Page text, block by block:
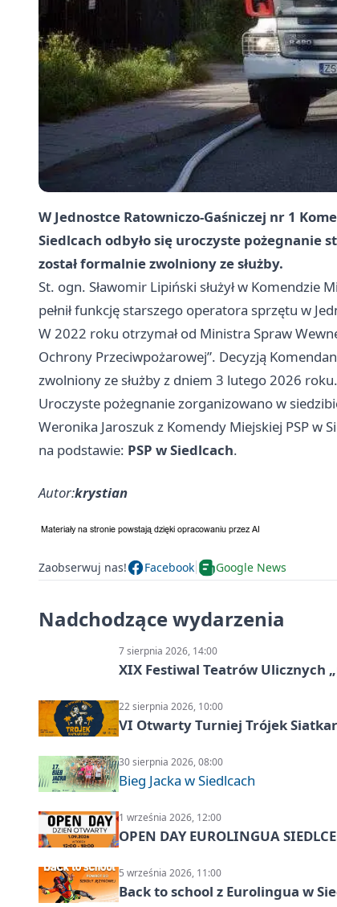
W Jednostce Ratowniczo-Gaśniczej nr 1
Siedlcach odbyło się uroczyste pożegnanie
został formalnie zwolniony ze służby.
St. ogn. Sławomir Lipiński służył w Komendzie
pełnił funkcję starszego operatora sprzętu w
W 2022 roku otrzymał od Ministra Spraw
Ochrony Przeciwpożarowej”. Decyzją
zwolniony ze służby z dniem 3 lutego 2026 roku.
Uroczyste pożegnanie zorganizowano w
Weronika Jaroszuk z Komendy Miejskiej PSP w
na podstawie: PSP w Siedlcach.
Autor:krystian
Zaobserwuj nas! Facebook Google News
Nadchodzące wydarzenia
7 sierpnia 2026, 14:00
XIX Festiwal Teatrów Ulicznych
22 sierpnia 2026, 10:00
VI Otwarty Turniej Trójek
30 sierpnia 2026, 08:00
Bieg Jacka w Siedlcach
1 września 2026, 12:00
OPEN DAY EUROLINGUA
5 września 2026, 11:00
Back to school z Eurolingua w